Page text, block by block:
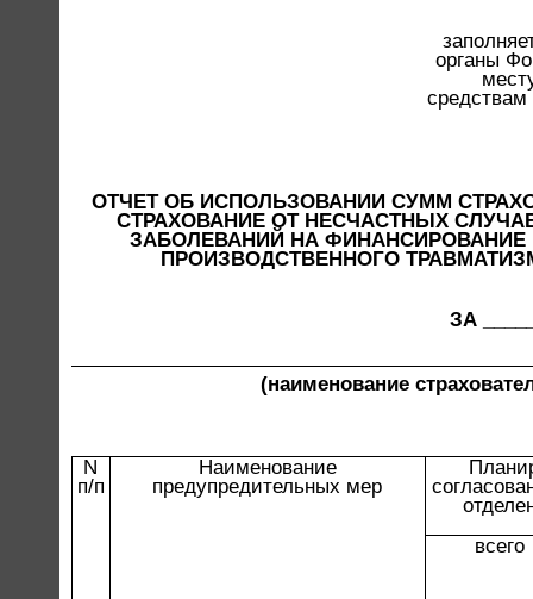
органы
ОТЧЕТ ОБ ИСПОЛЬЗОВАНИИ СУММ
СТРАХОВАНИЕ ОТ НЕСЧАСТНЫХ
ЗАБОЛЕВАНИЙ НА
ПРОИЗВОДСТВЕННОГО
ЗА
(наименование
N
п/п
Наименование
предупредительных мер
всего